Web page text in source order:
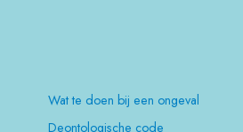
Wat te doen bij een ongeval
Deontologische code